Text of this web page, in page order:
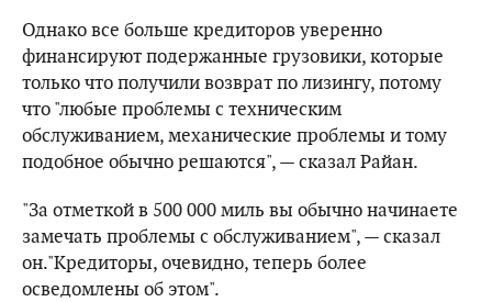
Однако все больше кредиторов уверенно
финансируют подержанные грузовики, которые
только что получили возврат по лизингу, потому
что "любые проблемы с техническим
обслуживанием, механические проблемы и тому
подобное обычно решаются", — сказал Райан.
"За отметкой в ​​500 000 миль вы обычно начинаете
замечать проблемы с обслуживанием", — сказал
он."Кредиторы, очевидно, теперь более
осведомлены об этом".